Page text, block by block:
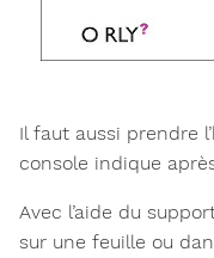
Il faut aussi prendre
console indique
Avec l’aide du
sur une feuille ou